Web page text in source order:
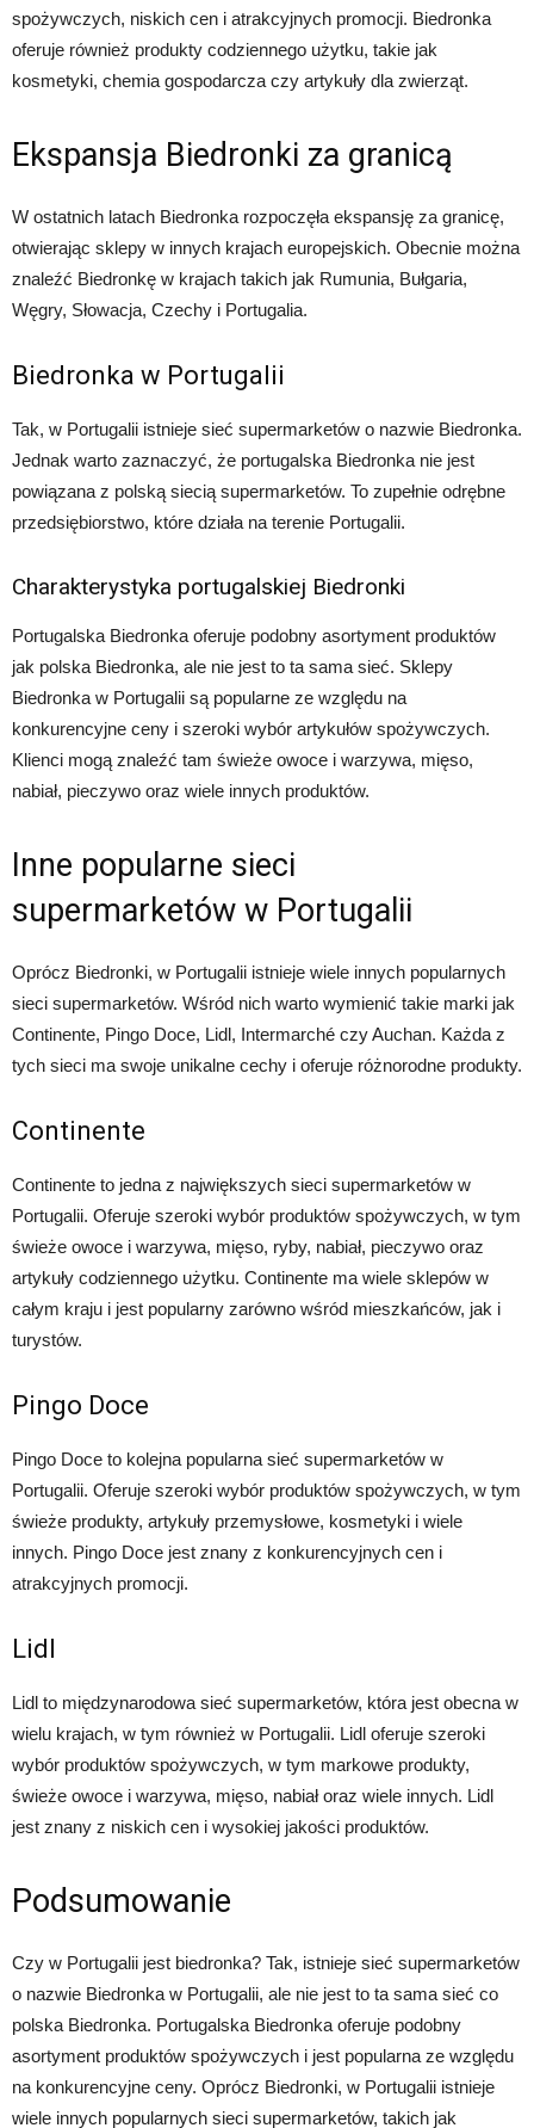
spożywczych, niskich cen i atrakcyjnych promocji. Biedronka
oferuje również produkty codziennego użytku, takie jak
kosmetyki, chemia gospodarcza czy artykuły dla zwierząt.
Ekspansja Biedronki za granicą
W ostatnich latach Biedronka rozpoczęła ekspansję za granicę,
otwierając sklepy w innych krajach europejskich. Obecnie można
znaleźć Biedronkę w krajach takich jak Rumunia, Bułgaria,
Węgry, Słowacja, Czechy i Portugalia.
Biedronka w Portugalii
Tak, w Portugalii istnieje sieć supermarketów o nazwie Biedronka.
Jednak warto zaznaczyć, że portugalska Biedronka nie jest
powiązana z polską siecią supermarketów. To zupełnie odrębne
przedsiębiorstwo, które działa na terenie Portugalii.
Charakterystyka portugalskiej Biedronki
Portugalska Biedronka oferuje podobny asortyment produktów
jak polska Biedronka, ale nie jest to ta sama sieć. Sklepy
Biedronka w Portugalii są popularne ze względu na
konkurencyjne ceny i szeroki wybór artykułów spożywczych.
Klienci mogą znaleźć tam świeże owoce i warzywa, mięso,
nabiał, pieczywo oraz wiele innych produktów.
Inne popularne sieci
supermarketów w Portugalii
Oprócz Biedronki, w Portugalii istnieje wiele innych popularnych
sieci supermarketów. Wśród nich warto wymienić takie marki jak
Continente, Pingo Doce, Lidl, Intermarché czy Auchan. Każda z
tych sieci ma swoje unikalne cechy i oferuje różnorodne produkty.
Continente
Continente to jedna z największych sieci supermarketów w
Portugalii. Oferuje szeroki wybór produktów spożywczych, w tym
świeże owoce i warzywa, mięso, ryby, nabiał, pieczywo oraz
artykuły codziennego użytku. Continente ma wiele sklepów w
całym kraju i jest popularny zarówno wśród mieszkańców, jak i
turystów.
Pingo Doce
Pingo Doce to kolejna popularna sieć supermarketów w
Portugalii. Oferuje szeroki wybór produktów spożywczych, w tym
świeże produkty, artykuły przemysłowe, kosmetyki i wiele
innych. Pingo Doce jest znany z konkurencyjnych cen i
atrakcyjnych promocji.
Lidl
Lidl to międzynarodowa sieć supermarketów, która jest obecna w
wielu krajach, w tym również w Portugalii. Lidl oferuje szeroki
wybór produktów spożywczych, w tym markowe produkty,
świeże owoce i warzywa, mięso, nabiał oraz wiele innych. Lidl
jest znany z niskich cen i wysokiej jakości produktów.
Podsumowanie
Czy w Portugalii jest biedronka? Tak, istnieje sieć supermarketów
o nazwie Biedronka w Portugalii, ale nie jest to ta sama sieć co
polska Biedronka. Portugalska Biedronka oferuje podobny
asortyment produktów spożywczych i jest popularna ze względu
na konkurencyjne ceny. Oprócz Biedronki, w Portugalii istnieje
wiele innych popularnych sieci supermarketów, takich jak